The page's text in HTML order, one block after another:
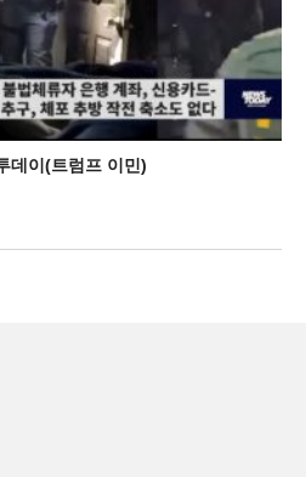
데이(트럼프 이민)